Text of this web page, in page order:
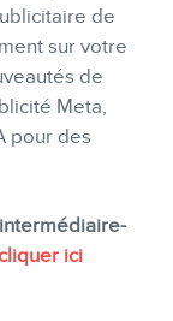
de
sur votre
de
Meta,
pour des
ici